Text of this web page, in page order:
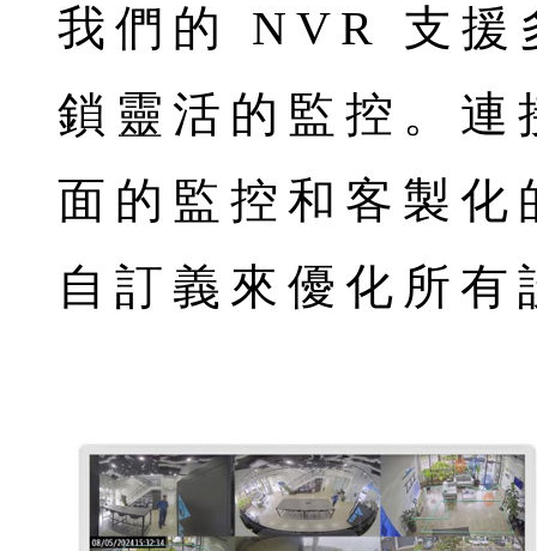
我們的 NVR 支援
鎖靈活的監控。
面的監控和客製
自訂義來優化所